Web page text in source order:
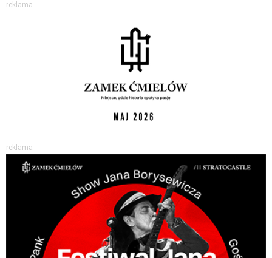
reklama
reklama